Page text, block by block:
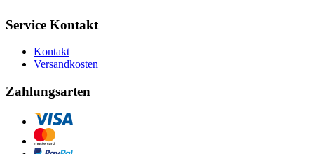
Service Kontakt
Kontakt
Versandkosten
Zahlungsarten